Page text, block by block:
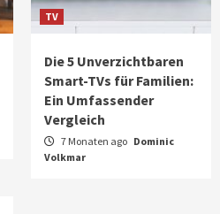
TV
Die 5 Unverzichtbaren
Smart-TVs für Familien:
Ein Umfassender
Vergleich
7 Monaten ago Dominic
Volkmar